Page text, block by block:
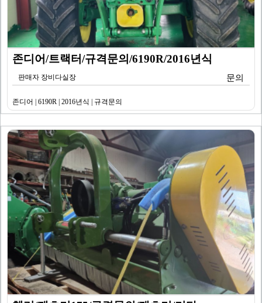
존디어/트랙터/규격문의/6190R/2016년식
판매자 장비다실장 문의
존디어 | 6190R | 2016년식 | 규격문의